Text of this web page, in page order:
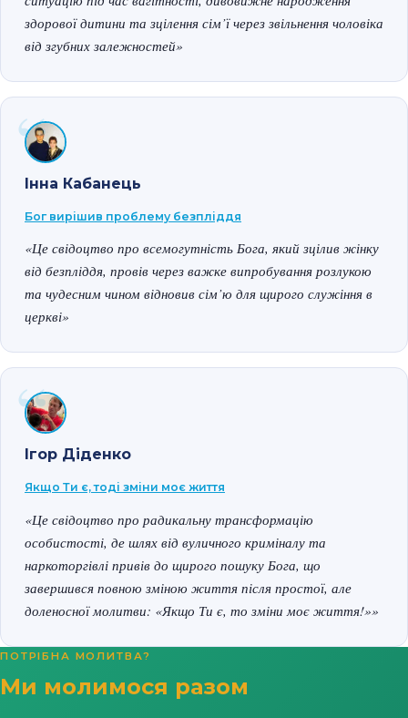
здорової дитини та зцілення сім’ї через звільнення чоловіка
від згубних залежностей»
Інна Кабанець
Бог вирішив проблему безпліддя
«Це свідоцтво про всемогутність Бога, який зцілив жінку
від безпліддя, провів через важке випробування розлукою
та чудесним чином відновив сім’ю для щирого служіння в
церкві»
Ігор Діденко
Якщо Ти є, тоді зміни моє життя
«Це свідоцтво про радикальну трансформацію
особистості, де шлях від вуличного криміналу та
наркоторгівлі привів до щирого пошуку Бога, що
завершився повною зміною життя після простої, але
доленосної молитви: «Якщо Ти є, то зміни моє життя!»»
ПОТРІБНА МОЛИТВА?
Ми молимося разом